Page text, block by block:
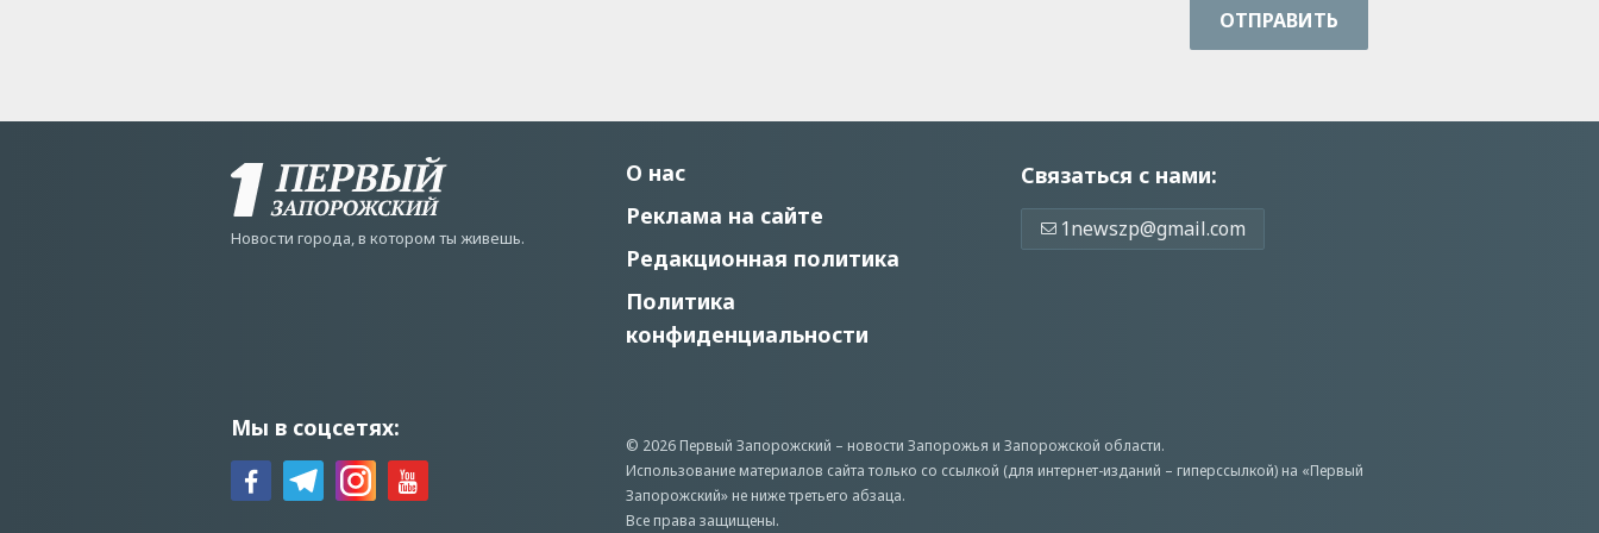
ОТПРАВИТЬ
Новости города, в котором ты живешь.
О нас
Реклама на сайте
Редакционная политика
Политика
конфиденциальности
Связаться с нами:
1newszp@gmail.com
Мы в соцсетях:
© 2026 Первый Запорожский – новости Запорожья и Запорожской области.
Использование материалов сайта только со ссылкой (для интернет-изданий – гиперссылкой) на «Первый
Запорожский» не ниже третьего абзаца.
Все права защищены.